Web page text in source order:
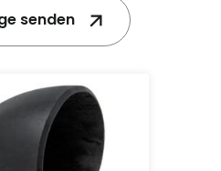
senden